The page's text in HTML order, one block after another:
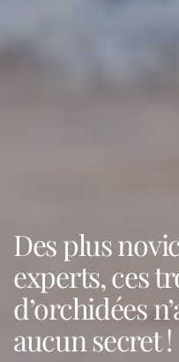
Des plus
experts, ces
d’orchidées
aucun secret !